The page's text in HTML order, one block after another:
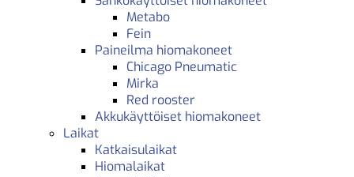
Metabo
Fein
Paineilma hiomakoneet
Chicago Pneumatic
Mirka
Red rooster
Akkukäyttöiset hiomakoneet
Laikat
Katkaisulaikat
Hiomalaikat